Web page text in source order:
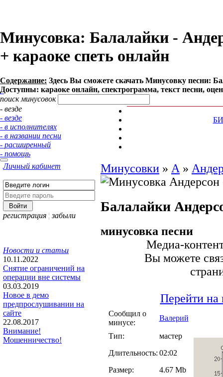
Минусовка: Балалайки -
+ караоке спеть онлайн
Содержание: Здесь Вы сможете cкачать Минусовку песни:
Доступны: караоке онлайн, спектрограмма, текст песни,
поиск минусовок
- везде
- везде
- в исполнителях
- в названии песни
- расширенный
- помощь
Личный кабинет
регистрация ¦ забыли
Новости и статьи
10.11.2022
Снятие ограничений на
операции вне системы
03.03.2019
Новое в демо
предпрослушивании на
сайте
22.08.2017
Внимание!
Мошенничество!
Минусовки » А »
Балалайки
минусовка песни
Медиа-
Вы можете
Перейти на
Сообщил о
минусе:
Валерий
Тип:
мастер
Длительность: 02:02
Размер:
4.67 Mb